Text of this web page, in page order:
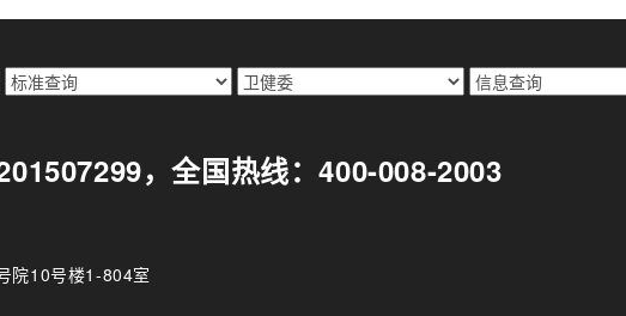
，全国热线：400-008-2003
院10号楼1-804室